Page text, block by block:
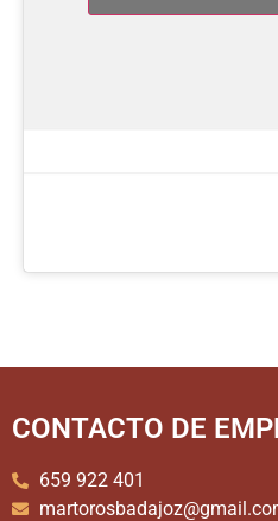
CONTACTO DE
659 922 401